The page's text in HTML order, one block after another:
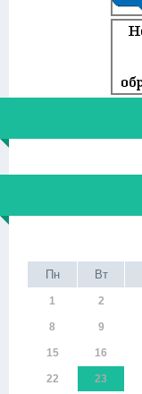
Пн
Вт
1 2
8 9
15 16
22 23